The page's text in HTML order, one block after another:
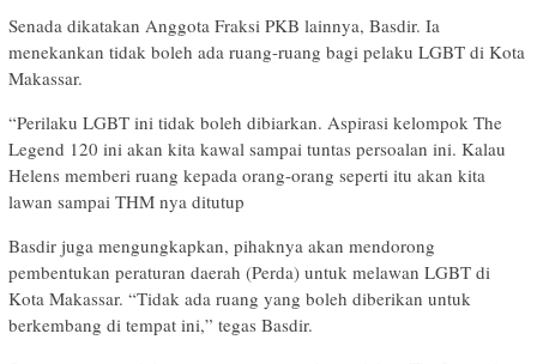
Senada dikatakan Anggota Fraksi PKB lainnya, Basdir. Ia
menekankan tidak boleh ada ruang-ruang bagi pelaku LGBT di Kota
Makassar.
“Perilaku LGBT ini tidak boleh dibiarkan. Aspirasi kelompok The
Legend 120 ini akan kita kawal sampai tuntas persoalan ini. Kalau
Helens memberi ruang kepada orang-orang seperti itu akan kita
lawan sampai THM nya ditutup
Basdir juga mengungkapkan, pihaknya akan mendorong
pembentukan peraturan daerah (Perda) untuk melawan LGBT di
Kota Makassar. “Tidak ada ruang yang boleh diberikan untuk
berkembang di tempat ini,” tegas Basdir.